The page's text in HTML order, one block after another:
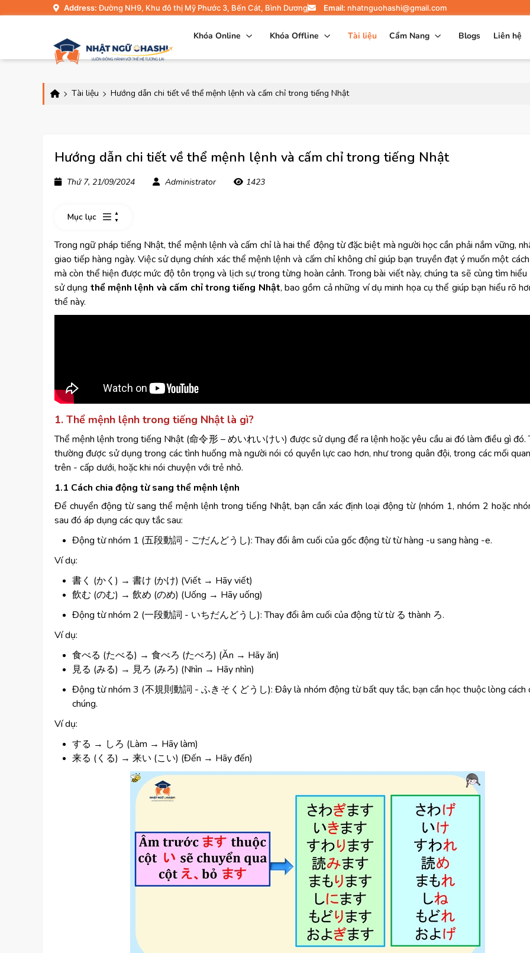
Address:Đường NH9, Khu đô thị Mỹ Phước 3, Bến Cát, Bình Dương Email: nhatnguohashi@gmail.com
Khóa Online Khóa Offline Tài liệu Cẩm Nang Blogs Liên hệ
Tài liệu Hướng dẫn chi tiết về thể mệnh lệnh và cấm chỉ trong tiếng Nhật
Hướng dẫn chi tiết về thể mệnh lệnh và cấm chỉ trong tiếng Nhật
Thứ 7, 21/09/2024 Administrator 1423
Mục lục
Trong ngữ pháp tiếng Nhật, thể mệnh lệnh và cấm chỉ là hai thể động từ đặc biệt mà người học cần phải nắm vững,
giao tiếp hàng ngày. Việc sử dụng chính xác thể mệnh lệnh và cấm chỉ không chỉ giúp bạn truyền đạt ý muốn một
mà còn thể hiện được mức độ tôn trọng và lịch sự trong từng hoàn cảnh. Trong bài viết này, chúng ta sẽ cùng tìm hiểu
sử dụng thể mệnh lệnh và cấm chỉ trong tiếng Nhật, bao gồm cả những ví dụ minh họa cụ thể giúp bạn hiểu rõ
thể này.
1. Thể mệnh lệnh trong tiếng Nhật là gì?
Thể mệnh lệnh trong tiếng Nhật (命令形 – めいれいけい) được sử dụng để ra lệnh hoặc yêu cầu ai đó làm điều gì đó.
thường được sử dụng trong các tình huống mà người nói có quyền lực cao hơn, như trong quân đội, trong các mối
trên - cấp dưới, hoặc khi nói chuyện với trẻ nhỏ.
1.1 Cách chia động từ sang thể mệnh lệnh
Để chuyển động từ sang thể mệnh lệnh trong tiếng Nhật, bạn cần xác định loại động từ (nhóm 1, nhóm 2 hoặc
sau đó áp dụng các quy tắc sau:
Động từ nhóm 1 (五段動詞 - ごだんどうし): Thay đổi âm cuối của gốc động từ từ hàng -u sang hàng -e.
Ví dụ:
書く (かく) → 書け (かけ) (Viết → Hãy viết)
飲む (のむ) → 飲め (のめ) (Uống → Hãy uống)
Động từ nhóm 2 (一段動詞 - いちだんどうし): Thay đổi âm cuối của động từ từ る thành ろ.
Ví dụ:
食べる (たべる) → 食べろ (たべろ) (Ăn → Hãy ăn)
見る (みる) → 見ろ (みろ) (Nhìn → Hãy nhìn)
Động từ nhóm 3 (不規則動詞 - ふきそくどうし): Đây là nhóm động từ bất quy tắc, bạn cần học thuộc lòng cách
chúng.
Ví dụ:
する → しろ (Làm → Hãy làm)
来る (くる) → 来い (こい) (Đến → Hãy đến)